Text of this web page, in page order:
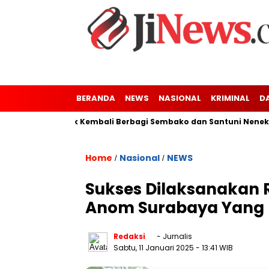
BERANDA NEWS NASIONAL KRIMINAL
Kresek Kembali Berbagi Sembako dan Santuni Nenek
Home / Nasional / NEWS
Sukses Dilaksanakan
Anom Surabaya Yang
Redaksi
- Jurnalis
Sabtu, 11 Januari 2025 - 13:41 WIB